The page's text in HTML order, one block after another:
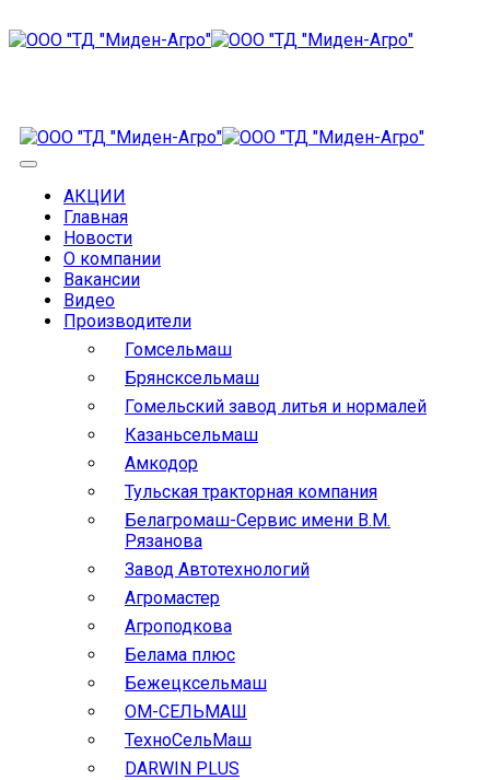
АКЦИИ
Главная
Новости
О компании
Вакансии
Видео
Производители
Гомсельмаш
Брянсксельмаш
Гомельский завод литья и нормалей
Казаньсельмаш
Амкодор
Тульская тракторная компания
Белагромаш-Сервис имени В.М.
Рязанова
Завод Автотехнологий
Агромастер
Агроподкова
Белама плюс
Бежецксельмаш
ОМ-СЕЛЬМАШ
ТехноСельМаш
DARWIN PLUS